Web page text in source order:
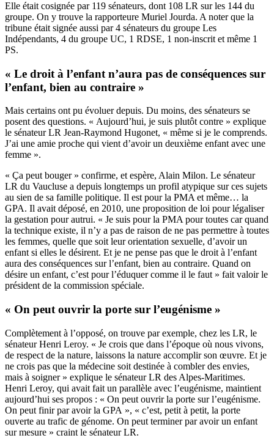
Elle était cosignée par 119 sénateurs, dont 108 LR sur les 144 du
groupe. On y trouve la rapporteure Muriel Jourda. A noter que la
tribune était signée aussi par 4 sénateurs du groupe Les
Indépendants, 4 du groupe UC, 1 RDSE, 1 non-inscrit et même 1
PS.
« Le droit à l’enfant n’aura pas de conséquences sur
l’enfant, bien au contraire »
Mais certains ont pu évoluer depuis. Du moins, des sénateurs se
posent des questions. « Aujourd’hui, je suis plutôt contre » explique
le sénateur LR Jean-Raymond Hugonet, « même si je le comprends.
J’ai une amie proche qui vient d’avoir un deuxième enfant avec une
femme ».
« Ça peut bouger » confirme, et espère, Alain Milon. Le sénateur
LR du Vaucluse a depuis longtemps un profil atypique sur ces sujets
au sien de sa famille politique. Il est pour la PMA et même… la
GPA. Il avait déposé, en 2010, une proposition de loi pour légaliser
la gestation pour autrui. « Je suis pour la PMA pour toutes car quand
la technique existe, il n’y a pas de raison de ne pas permettre à toutes
les femmes, quelle que soit leur orientation sexuelle, d’avoir un
enfant si elles le désirent. Et je ne pense pas que le droit à l’enfant
aura des conséquences sur l’enfant, bien au contraire. Quand on
désire un enfant, c’est pour l’éduquer comme il le faut » fait valoir le
président de la commission spéciale.
« On peut ouvrir la porte sur l’eugénisme »
Complètement à l’opposé, on trouve par exemple, chez les LR, le
sénateur Henri Leroy. « Je crois que dans l’époque où nous vivons,
de respect de la nature, laissons la nature accomplir son œuvre. Et je
ne crois pas que la médecine soit destinée à combler des envies,
mais à soigner » explique le sénateur LR des Alpes-Maritimes.
Henri Leroy, qui avait fait un parallèle avec l’eugénisme, maintient
aujourd’hui ses propos : « On peut ouvrir la porte sur l’eugénisme.
On peut finir par avoir la GPA », « c’est, petit à petit, la porte
ouverte au trafic de génome. On peut terminer par avoir un enfant
sur mesure » craint le sénateur LR.